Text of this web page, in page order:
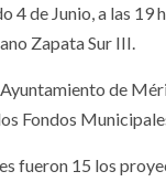
4 de Junio, a las
Zapata Sur III.
de
Fondos
fueron 15 los